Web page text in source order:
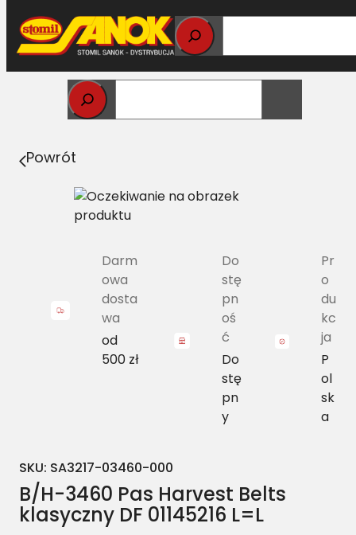
Przejdź
do
treści
Strona główna>
klasyczny DF 01145216 L=L
Powrót
Darm
owa
dosta
wa
od
500 zł
Do
stę
pn
oś
ć
Do
stę
pn
y
Pr
o
du
kc
ja
P
ol
sk
a
SKU: SA3217-03460-000
B/H-3460 Pas Harvest Belts
klasyczny DF 01145216 L=L